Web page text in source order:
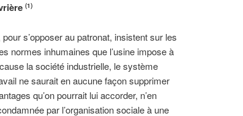
(1)
s’opposer au patronat, insistent sur les
normes inhumaines que l’usine impose à
la société industrielle, le système
ne saurait en aucune façon supprimer
qu’on pourrait lui accorder, n’en
par l’organisation sociale à une